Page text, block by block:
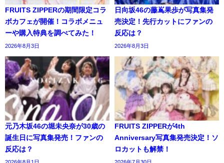
FRUITS ZIPPERの期間限定コラ
ボカフェが開催！コラボメニュ
ーや購入特典を調べてみた！
2026年8月3日
日向坂46の藤嶌果歩が写真集発
売決定！先行カットにファンの
反応は？
2026年8月3日
元乃木坂46の堀未央奈が30歳の
誕生日に写真集発売！ファンの
反応は？
FRUITS ZIPPERが4th
Anniversary写真集発売決定！ソ
ロカットも解禁！